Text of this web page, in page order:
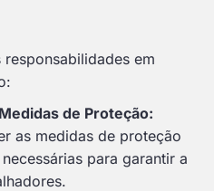
em
de Proteção:
as medidas de proteção
para garantir a